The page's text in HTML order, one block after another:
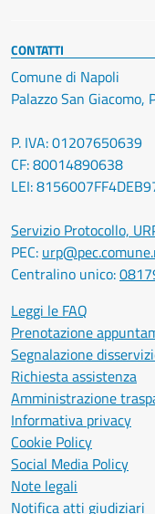
CONTATTI
Comune di Napoli
Palazzo San
P. IVA: 01207650639
CF: 80014890638
LEI:
Servizio Protocollo,
PEC:
Centralino unico:
Leggi le FAQ
Prenotazione
Segnalazione
Richiesta assistenza
Amministrazione
Informativa privacy
Cookie Policy
Social Media Policy
Note legali
Notifica atti giudiziari